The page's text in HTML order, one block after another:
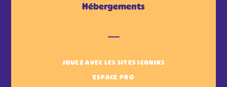
Hébergements
JOUEZ AVEC LES SITES ICONIKS
ESPACE PRO